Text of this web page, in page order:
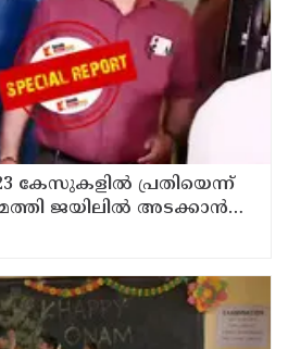
കേസുകളില്‍ പ്രതിയെന്ന്
ജയിലില്‍ അടക്കാന്‍